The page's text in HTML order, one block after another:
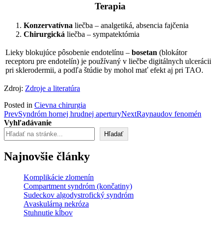
Terapia
Konzervatívna liečba – analgetiká, absencia fajčenia
Chirurgická liečba – sympatektómia
Lieky blokujúce pôsobenie endotelínu – bosetan (blokátor
receptoru pre endotelín) je používaný v liečbe digitálnych ulcerácii
pri sklerodermii, a podľa štúdie by mohol mať efekt aj pri TAO.
Zdroj: Zdroje a literatúra
Posted in Cievna chirurgia
Post
navigation
PrevSyndróm hornej hrudnej aperturyNextRaynaudov fenomén
Vyhľadávanie
Hľadať
Najnovšie články
Komplikácie zlomenín
Compartment syndróm (končatiny)
Sudeckov algodystrofický syndróm
Avaskulárna nekróza
Stuhnutie kĺbov